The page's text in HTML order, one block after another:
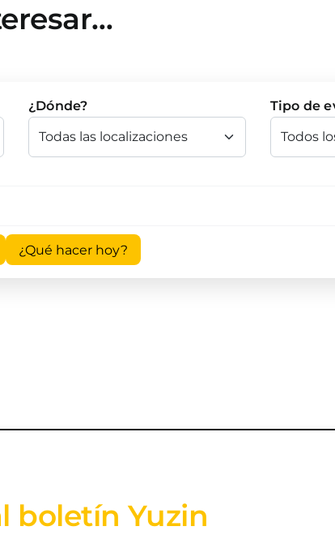
¿Dónde? Tipo de
¿Qué hacer hoy?
boletín Yuzin